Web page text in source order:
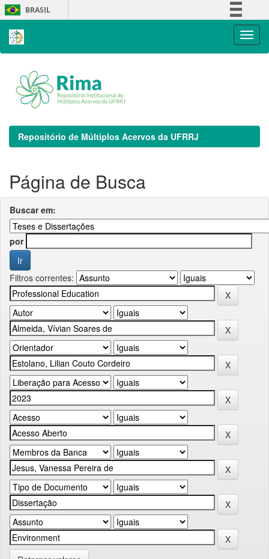
Skip
navigation
BRASIL
Repositório de Múltiplos Acervos da UFRRJ
Página de Busca
Buscar em:
por
Filtros correntes: